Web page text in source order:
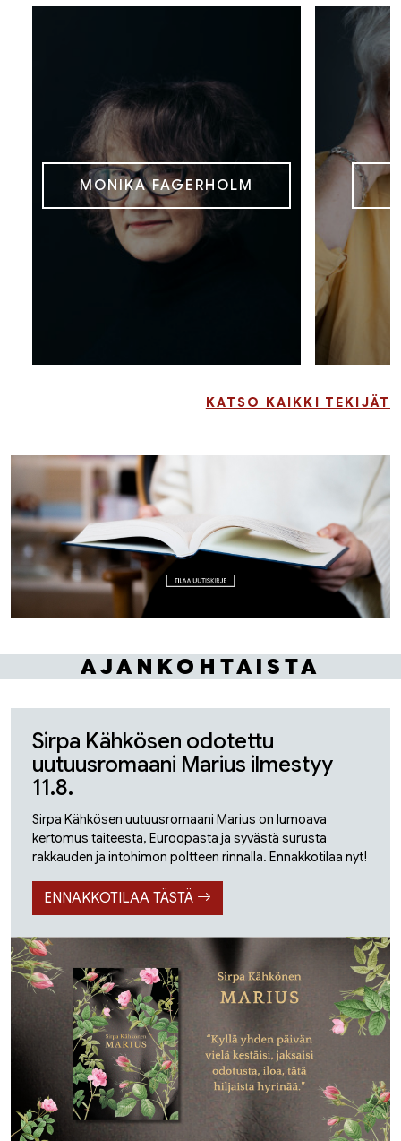
MONIKA FAGERHOLM
KATSO KAIKKI TEKIJÄT
AJANKOHTAISTA
Sirpa Kähkösen odotettu
uutuusromaani Marius ilmestyy
11.8.
Sirpa Kähkösen uutuusromaani Marius on lumoava
kertomus taiteesta, Euroopasta ja syvästä surusta
rakkauden ja intohimon poltteen rinnalla. Ennakkotilaa nyt!
ENNAKKOTILAA TÄSTÄ